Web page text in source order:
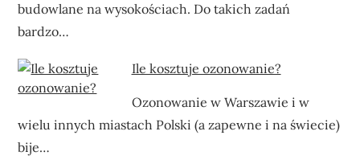
budowlane na wysokościach. Do takich zadań
bardzo…
Ile kosztuje ozonowanie?
Ozonowanie w Warszawie i w
wielu innych miastach Polski (a zapewne i na świecie)
bije…